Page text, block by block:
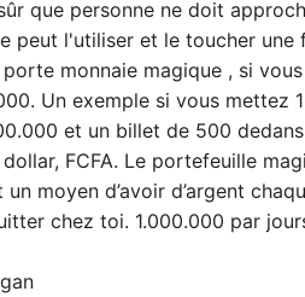
que personne ne doit
peut l'utiliser et le toucher
monnaie magique , si
Un exemple si vous mettez
et un billet de 500
FCFA. Le portefeuille
moyen d’avoir d’argent
chez toi. 1.000.000 par